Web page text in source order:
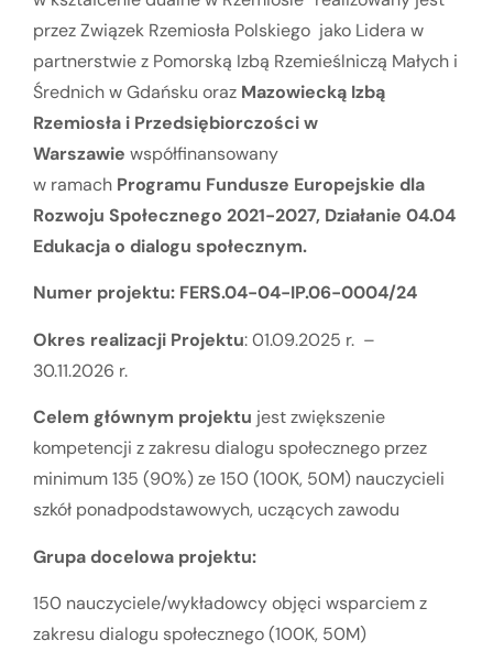
przez Związek Rzemiosła Polskiego jako Lidera w
partnerstwie z Pomorską Izbą Rzemieślniczą Małych i
Średnich w Gdańsku oraz Mazowiecką Izbą
Rzemiosła i Przedsiębiorczości w
Warszawie współfinansowany
w ramach Programu Fundusze Europejskie dla
Rozwoju Społecznego 2021-2027, Działanie 04.04
Edukacja o dialogu społecznym.
Numer projektu: FERS.04-04-IP.06-0004/24
Okres realizacji Projektu: 01.09.2025 r. –
30.11.2026 r.
Celem głównym projektu jest zwiększenie
kompetencji z zakresu dialogu społecznego przez
minimum 135 (90%) ze 150 (100K, 50M) nauczycieli
szkół ponadpodstawowych, uczących zawodu
Grupa docelowa projektu:
150 nauczyciele/wykładowcy objęci wsparciem z
zakresu dialogu społecznego (100K, 50M)